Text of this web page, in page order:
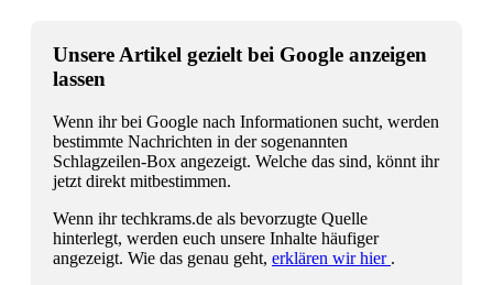
Unsere Artikel gezielt bei Google anzeigen
lassen
Wenn ihr bei Google nach Informationen sucht, werden
bestimmte Nachrichten in der sogenannten
Schlagzeilen-Box angezeigt. Welche das sind, könnt ihr
jetzt direkt mitbestimmen.
Wenn ihr techkrams.de als bevorzugte Quelle
hinterlegt, werden euch unsere Inhalte häufiger
angezeigt. Wie das genau geht, erklären wir hier .